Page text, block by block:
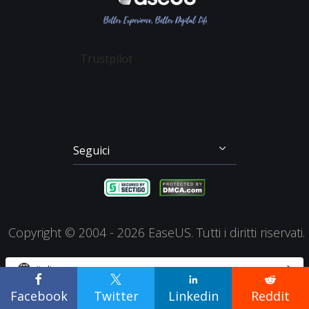

Facebook

Twitter

Linkedin

Reddit
Termini & Condizioni
Recupero dei File su Mac
Trustpilot
Seguici
  
Copyright © 2004 - 2026 EaseUS. Tutti i diritti riservati.
 Italiano 